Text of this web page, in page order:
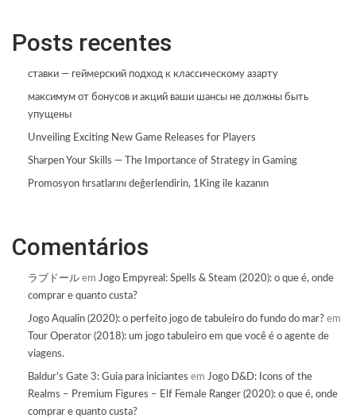
Posts recentes
ставки — геймерский подход к классическому азарту
максимум от бонусов и акций ваши шансы не должны быть
упущены
Unveiling Exciting New Game Releases for Players
Sharpen Your Skills — The Importance of Strategy in Gaming
Promosyon fırsatlarını değerlendirin, 1King ile kazanın
Comentários
ラブドール em Jogo Empyreal: Spells & Steam (2020): o que é, onde
comprar e quanto custa?
Jogo Aqualin (2020): o perfeito jogo de tabuleiro do fundo do mar? em
Tour Operator (2018): um jogo tabuleiro em que você é o agente de
viagens.
Baldur's Gate 3: Guia para iniciantes em Jogo D&D: Icons of the
Realms – Premium Figures – Elf Female Ranger (2020): o que é, onde
comprar e quanto custa?